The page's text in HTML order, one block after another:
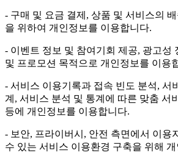
- 구매 및 요금 결제, 상품 및 서비스의
을 위하여 개인정보를 이용합니다.
- 이벤트 정보 및 참여기회 제공, 광고성
및 프로모션 목적으로 개인정보를 이용
- 서비스 이용기록과 접속 빈도 분석, 서
계, 서비스 분석 및 통계에 따른 맞춤 서
등에 개인정보를 이용합니다.
- 보안, 프라이버시, 안전 측면에서 이용
수 있는 서비스 이용환경 구축을 위해